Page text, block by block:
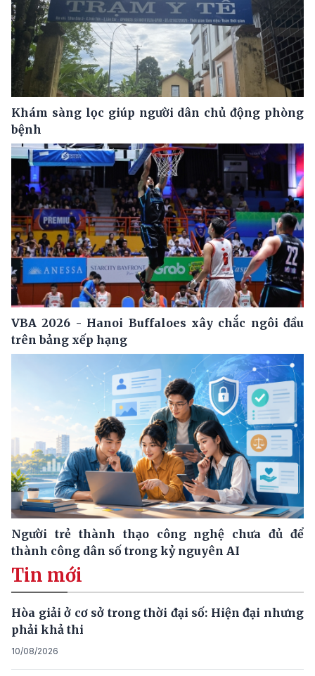
Khám sàng lọc giúp người dân chủ động phòng
bệnh
VBA 2026 - Hanoi Buffaloes xây chắc ngôi đầu
trên bảng xếp hạng
Người trẻ thành thạo công nghệ chưa đủ để
thành công dân số trong kỷ nguyên AI
Tin mới
Hòa giải ở cơ sở trong thời đại số: Hiện đại nhưng
phải khả thi
10/08/2026